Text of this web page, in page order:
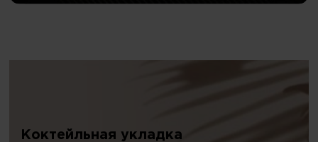
Коктейльная укладка